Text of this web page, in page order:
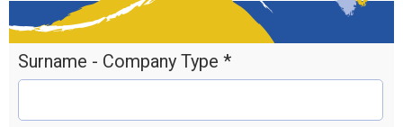
Surname - Company Type *